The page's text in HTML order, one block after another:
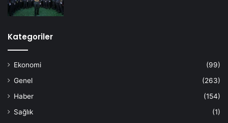
Kategoriler
Ekonomi
(99)
Genel
(263)
Haber
(154)
Sağlık
(1)